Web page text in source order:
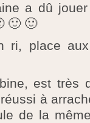
a dû
🙂 🙂
ri, place
est très
à
de la